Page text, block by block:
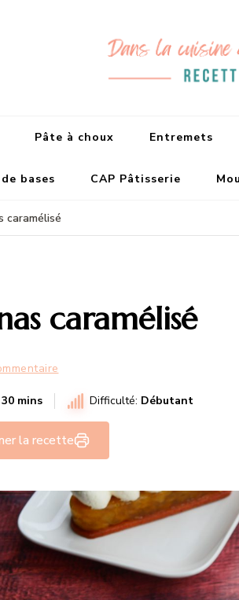
Pâte à choux Entremets
bases CAP Pâtisserie
caramélisé
caramélisé
mins Difficulté: Débutant
la recette